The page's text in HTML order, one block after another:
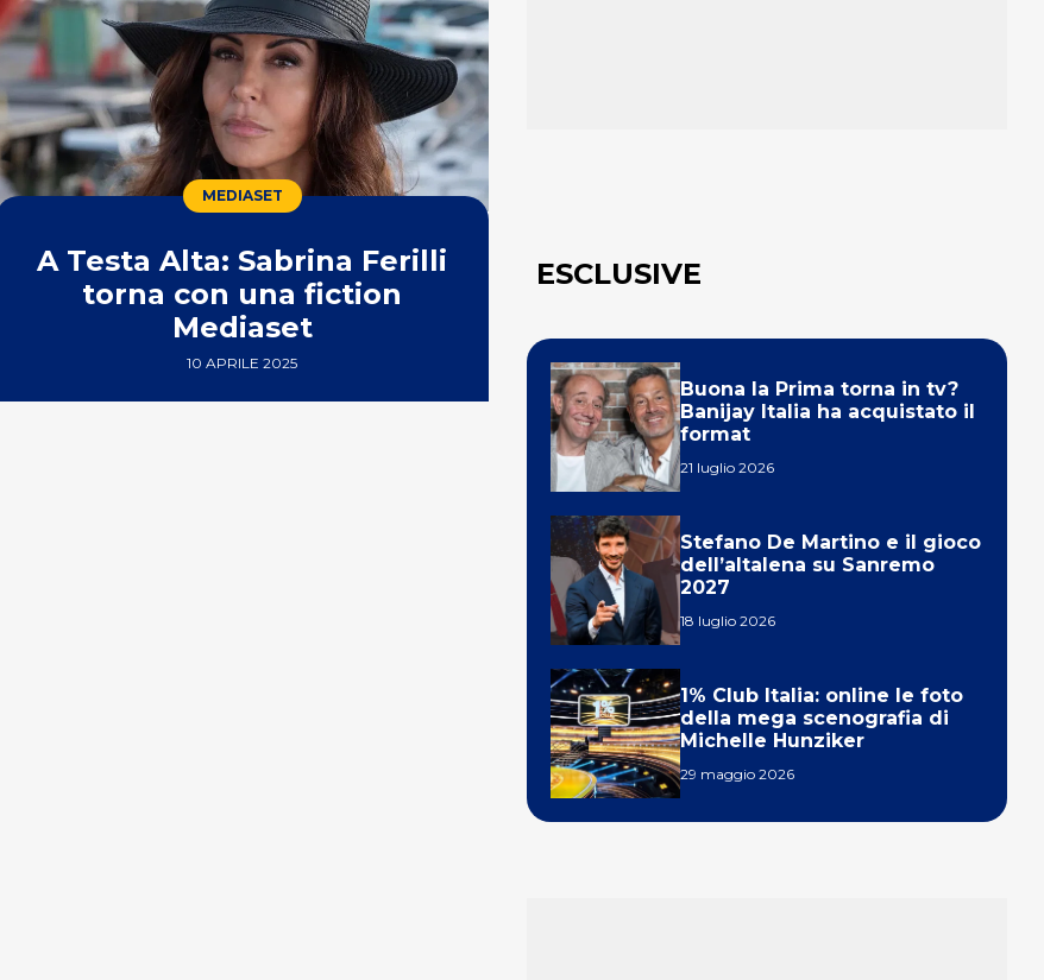
MEDIASET
A Testa Alta: Sabrina Ferilli
torna con una fiction
Mediaset
10 APRILE 2025
ESCLUSIVE
Buona la Prima torna in tv?
Banijay Italia ha acquistato il
format
21 luglio 2026
Stefano De Martino e il gioco
dell’altalena su Sanremo
2027
18 luglio 2026
1% Club Italia: online le foto
della mega scenografia di
Michelle Hunziker
29 maggio 2026